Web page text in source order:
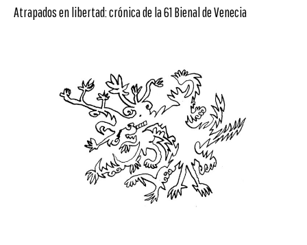
Atrapados en libertad: crónica de la 61 Bienal de Venecia